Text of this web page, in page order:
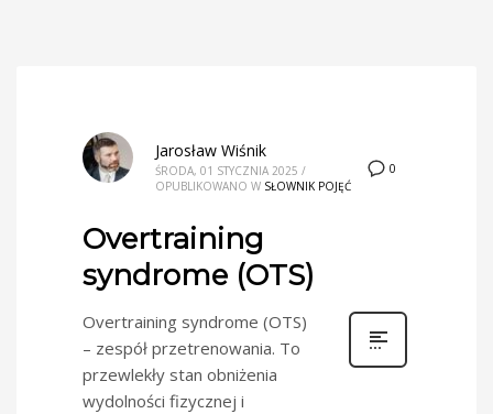
0
Jarosław Wiśnik
ŚRODA, 01 STYCZNIA 2025 /
OPUBLIKOWANO W SŁOWNIK POJĘĆ
Overtraining
syndrome (OTS)
Overtraining syndrome (OTS)
– zespół przetrenowania. To
przewlekły stan obniżenia
wydolności fizycznej i